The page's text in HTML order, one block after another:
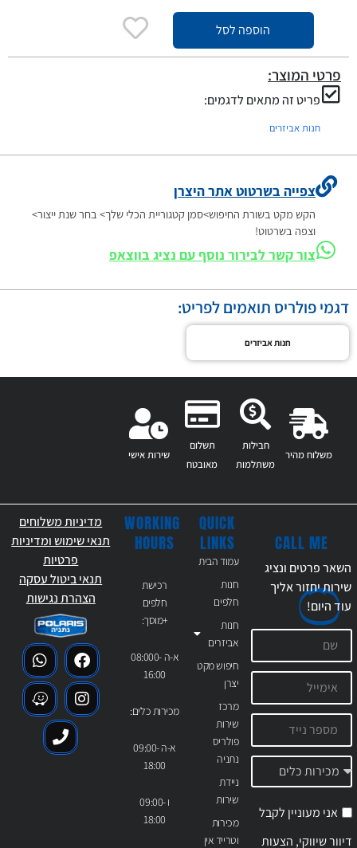
הוספה לסל
פרטי המוצר:
פריט זה מתאים לדגמים:
חנות אביזרים
צפייה בשרטוט אתר היצרן
הקש מקט בשורת החיפוש>סמן קטגוריית הכלי שלך> בחר שנת ייצור>
וצפה בשרטוט!
צור קשר לבירור נוסף עם נציג בווצאפ
דגמי פולריס תואמים לפריט:
חנות אביזרים
משלוח מהיר
חבילות
משתלמות
תשלום
מאובטח
שירות אישי
QUICK
LINKS
עמוד הבית
חנות
חלפים
חנות
אביזרים
חיפוש מקט
יצרן
מרכז
שירות
פולריס
נתניה
ניידת
שירות
מכירות
וטרייד אין
WORKING
HOURS
רכישת
חלפים
+מוסך:
א-ה 08:000-
16:00
מכירות כלים:
א-ה 09:00-
18:00
ו 09:00-
18:00
CALL ME
השאר פרטים ונציג
שירות יחזור אליך
עודהיום!
אני מעוניין לקבל
דיוור שיווקי, הצעות
מדיניות משלוחים
תנאי שימוש ומדיניות
פרטיות
תנאי ביטול עסקה
הצהרת נגישות